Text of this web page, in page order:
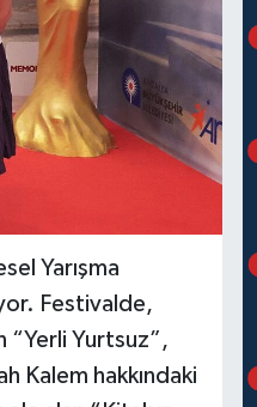
Yarışma
Festivalde,
“Yerli Yurtsuz”,
Kalem hakkındaki